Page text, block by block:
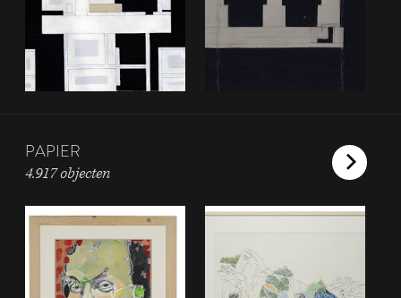
PAPIER
4.917 objecten